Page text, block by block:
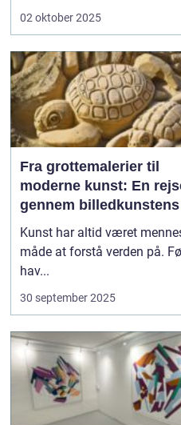
02 oktober 2025
Fra grottemalerier til
moderne kunst: En
gennem billedkunstens
udvikling
Kunst har altid været
måde at forstå verden på.
hav...
30 september 2025